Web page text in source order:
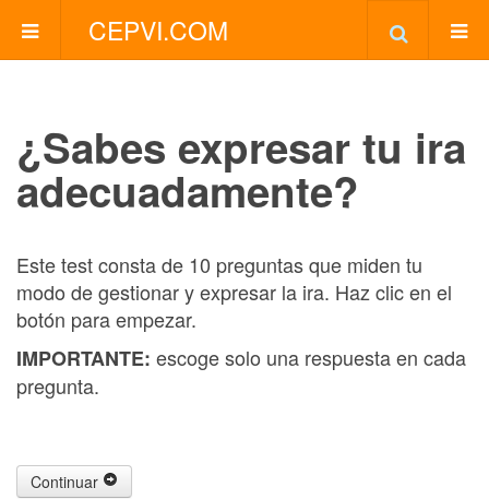
CEPVI.COM
¿Sabes expresar tu ira
adecuadamente?
Este test consta de 10 preguntas que miden tu
modo de gestionar y expresar la ira. Haz clic en el
botón para empezar.
IMPORTANTE: escoge solo una respuesta en cada
pregunta.
Continuar